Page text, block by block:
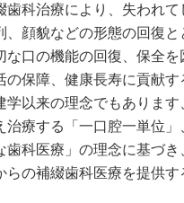
歯科治療により、失われ
、顔貌などの形態の回復
な口の機能の回復、保全
の保障、健康長寿に貢献
学以来の理念でもありま
治療する「一口腔一単位
歯科医療」の理念に基づ
らの補綴歯科医療を提供す